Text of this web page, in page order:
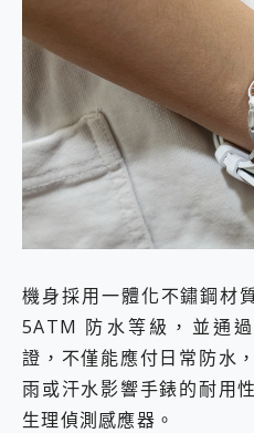
機身採用一體化不鏽鋼材
5ATM 防水等級，並通
證，不僅能應付日常防水
雨或汗水影響手錶的耐用
生理偵測感應器。